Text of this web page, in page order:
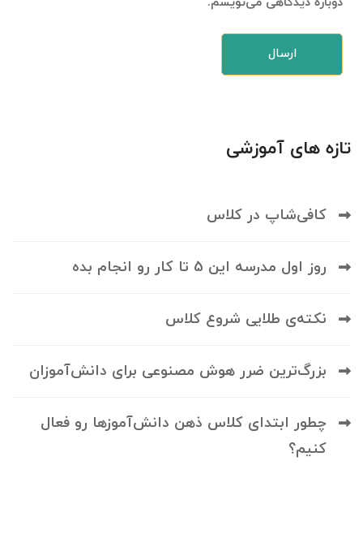
تازه های آموزشی
کافی‌شاپ در کلاس
روز اول مدرسه این 5 تا کار رو انجام بده
نکته‌ی طلایی شروع کلاس
بزرگ‌ترین ضرر هوش مصنوعی برای دانش‌آموزان
چطور ابتدای کلاس ذهن دانش‌آموزها رو فعال
کنیم؟